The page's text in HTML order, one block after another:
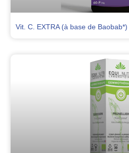
Vit. C. EXTRA (à base de